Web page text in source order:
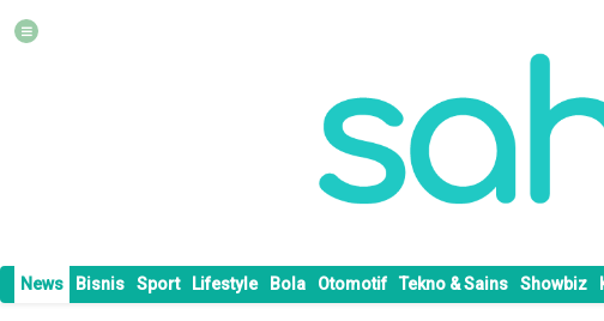
News Bisnis Sport Lifestyle Bola Otomotif Tekno & Sains Showbiz